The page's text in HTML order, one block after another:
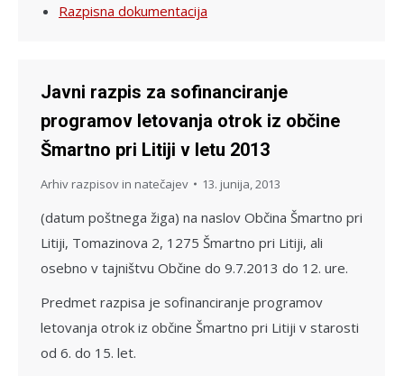
Razpisna dokumentacija
Javni razpis za sofinanciranje
programov letovanja otrok iz občine
Šmartno pri Litiji v letu 2013
Arhiv razpisov in natečajev 13. junija, 2013
(datum poštnega žiga) na naslov Občina Šmartno pri
Litiji, Tomazinova 2, 1275 Šmartno pri Litiji, ali
osebno v tajništvu Občine do 9.7.2013 do 12. ure.
Predmet razpisa je sofinanciranje programov
letovanja otrok iz občine Šmartno pri Litiji v starosti
od 6. do 15. let.